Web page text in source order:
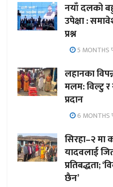
नयाँ दलको
उपेक्षा :
प्रश्न
5 MONTHS
लहानका
मलम: विल्टु
प्रदान
6 MONTHS
सिरहा–२ मा
यादवलाई
प्रतिबद्धता;
छैन’